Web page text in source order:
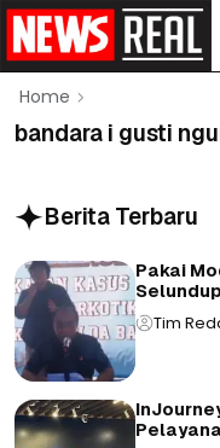
Home
bandara i gusti
Berita Terbaru
Pakai
Tim